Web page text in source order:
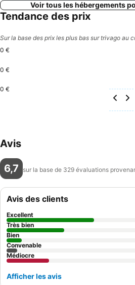
Voir tous les hébergements
Tendance des prix
Sur la base des prix les plus bas sur trivago au
0 €
0 €
0 €
Avis
6,7 sur la base de 329 évaluations
Avis des clients
Excellent
Très bien
Bien
Convenable
Médiocre
Afficher les avis